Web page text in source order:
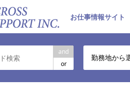
お仕事情報サイト
and
or
勤務地から